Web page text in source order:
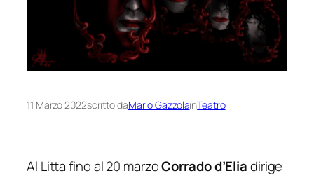
11 Marzo 2022scritto daMario GazzolainTeatro
Al Litta fino al 20 marzoCorrado d’Eliadirige